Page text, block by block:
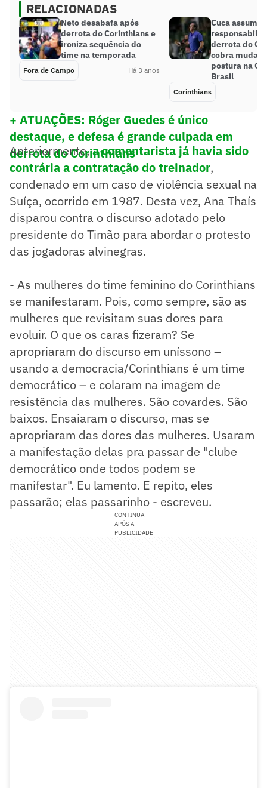
RELACIONADAS
Neto desabafa após
derrota do Corinthians e
ironiza sequência do
time na temporada
Fora de Campo Há 3 anos
Cuca assume
derrota do
cobra
postura na
Brasil
Corinthians
+ ATUAÇÕES: Róger Guedes é único
destaque, e defesa é grande culpada em
derrota do Corinthians
Anteriormente,a comentarista já havia sido
contrária a contratação do treinador,
condenado em um caso de violência sexual na
Suíça, ocorrido em 1987. Desta vez, Ana Thaís
disparou contra o discurso adotado pelo
presidente do Timão para abordar o protesto
das jogadoras alvinegras.
- As mulheres do time feminino do Corinthians
se manifestaram. Pois, como sempre, são as
mulheres que revisitam suas dores para
evoluir. O que os caras fizeram? Se
apropriaram do discurso em uníssono –
usando a democracia/Corinthians é um time
democrático – e colaram na imagem de
resistência das mulheres. São covardes. São
baixos. Ensaiaram o discurso, mas se
apropriaram das dores das mulheres. Usaram
a manifestação delas pra passar de "clube
democrático onde todos podem se
manifestar". Eu lamento. E repito, eles
passarão; elas passarinho - escreveu.
CONTINUA
APÓS A
PUBLICIDADE